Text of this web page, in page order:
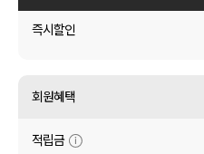
원피스
수영복
아우터
즉시할인
회원혜택
적립금